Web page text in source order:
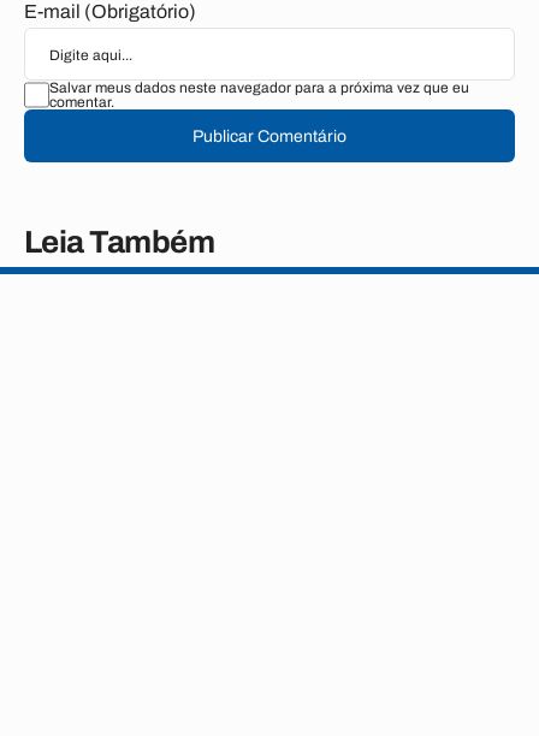
E-mail (Obrigatório)
Salvar meus dados neste navegador para a próxima vez que eu
comentar.
Publicar Comentário
Leia Também